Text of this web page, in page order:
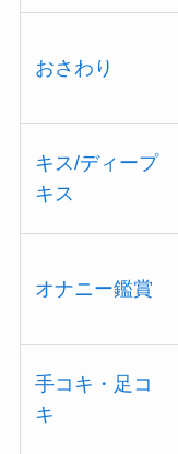
おさわり
キス/ディープ
キス
オナニー鑑賞
手コキ・足コ
キ